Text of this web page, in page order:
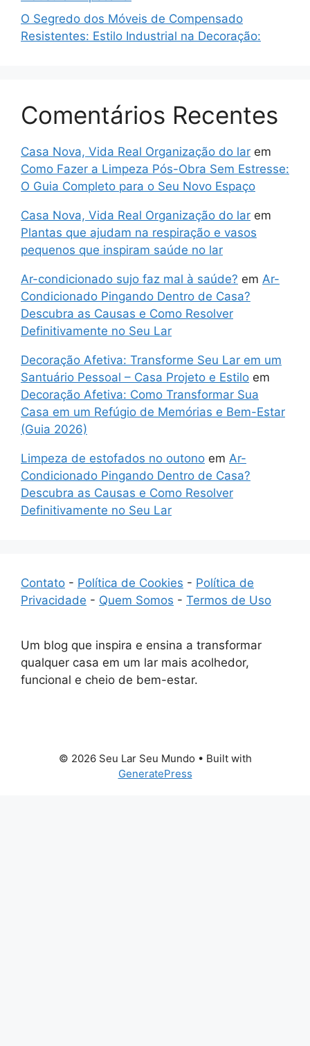
O Segredo dos Móveis de Compensado
Resistentes: Estilo Industrial na Decoração:
Comentários Recentes
Casa Nova, Vida Real Organização do lar em
Como Fazer a Limpeza Pós-Obra Sem Estresse:
O Guia Completo para o Seu Novo Espaço
Casa Nova, Vida Real Organização do lar em
Plantas que ajudam na respiração e vasos
pequenos que inspiram saúde no lar
Ar-condicionado sujo faz mal à saúde? em Ar-
Condicionado Pingando Dentro de Casa?
Descubra as Causas e Como Resolver
Definitivamente no Seu Lar
Decoração Afetiva: Transforme Seu Lar em um
Santuário Pessoal – Casa Projeto e Estilo em
Decoração Afetiva: Como Transformar Sua
Casa em um Refúgio de Memórias e Bem-Estar
(Guia 2026)
Limpeza de estofados no outono em Ar-
Condicionado Pingando Dentro de Casa?
Descubra as Causas e Como Resolver
Definitivamente no Seu Lar
Contato - Política de Cookies - Política de
Privacidade - Quem Somos - Termos de Uso
Um blog que inspira e ensina a transformar
qualquer casa em um lar mais acolhedor,
funcional e cheio de bem-estar.
© 2026 Seu Lar Seu Mundo • Built with
GeneratePress